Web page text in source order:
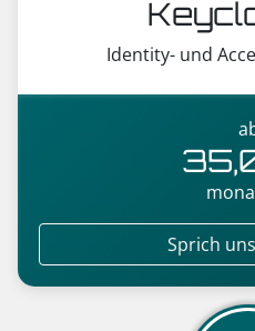
Identity- und
Sprich